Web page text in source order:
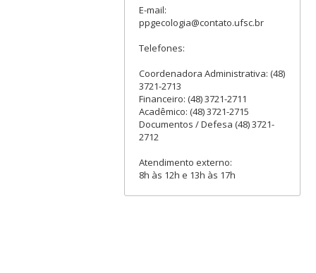
E-mail:
ppgecologia@contato.ufsc.br
Telefones:
Coordenadora Administrativa: (48)
3721-2713
Financeiro: (48) 3721-2711
Acadêmico: (48) 3721-2715
Documentos / Defesa (48) 3721-
2712
Atendimento externo:
8h às 12h e 13h às 17h